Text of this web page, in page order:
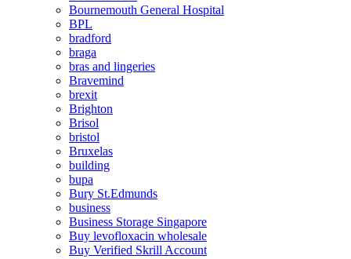
Bournemouth General Hospital
BPL
bradford
braga
bras and lingeries
Bravemind
brexit
Brighton
Brisol
bristol
Bruxelas
building
bupa
Bury St.Edmunds
business
Business Storage Singapore
Buy levofloxacin wholesale
Buy Verified Skrill Account